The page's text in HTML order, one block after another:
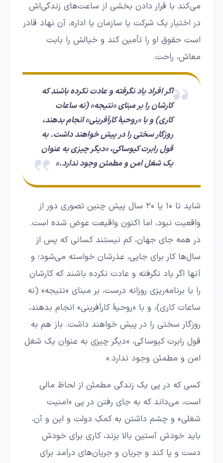
می‌کند با قرار دادن بخشی از ساعت‌های زندگی‌اش
در اختیار یک شرکت یا سازمان یا اداره، آن نهاد قادر
است حقوق او را تأمین کند و خیالش را بابت
معاش، راحت.
اگر افراد یاد نگرفته و عادت نکرده باشند که
کارشان را بر مبنای «نتیجه» (نه ساعات
کاری) و با «روحیۀ کارآفرینی» انجام بدهند،
روزگار سختی را در پیش خواهند داشت. به
قول رابرت کیوساکی،‌ «دیگر چیزی به عنوان
یک شغل امن و مطمئن وجود ندارد.»
شاید تا ۱۰ یا ۲۰ سال پیش چنین تصوری دور از
واقعیت نبود، اما اکنون واقیعت عوض شده است.
در همه جای جهان، کم نیستند کسانی که پس از
سال‌ها کار برای جایی، عذرشان خواسته می‌شود؛ و
آنها اگر یاد نگرفته و عادت نکرده باشند که کارشان
را با برنامه‌ریزی روزانه درست، بر مبنای «نتیجه» (نه
ساعات کاری)، و با «روحیۀ کارآفرینی» انجام بدهند،
روزگار سختی را در پیش خواهند داشت. باز هم به
قول رابرت کیوساکی،‌ «دیگر چیزی به عنوان یک شغل
امن و مطمئن وجود ندارد.»
کسی که در پی یک زندگی مطمئن از لحاظ مالی
است، می‌داند که به جای رفتن در پی «امنیت
شغلی» و چشم داشتن به کمکِ دولت و این و آن،
باید خودش آستین بالا بزند، کاری برای خودش
دست و پا کند و جریان و جریان‌های درآمد برای